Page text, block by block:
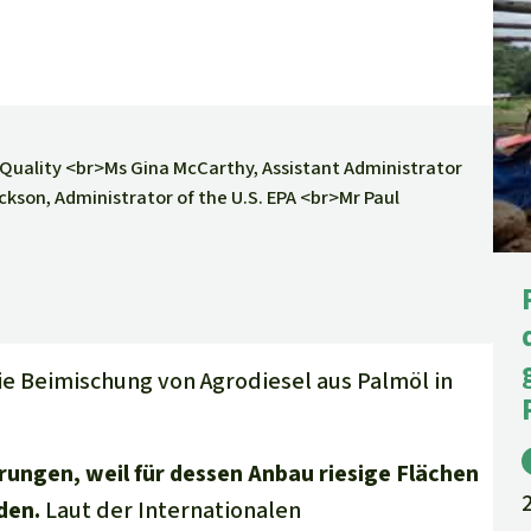
<br>Ms Gina McCarthy, Assistant Administrator
Administrator of the U.S. EPA <br>Mr Paul
von Agrodiesel aus Palmöl in
weil für dessen Anbau riesige Flächen
Laut der Internationalen